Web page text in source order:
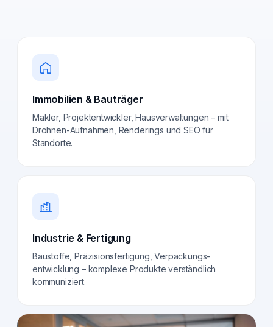
Immobilien & Bauträger
Makler, Projektentwickler, Hausverwaltungen – mit
Drohnen-Aufnahmen, Renderings und SEO für
Standorte.
Industrie & Fertigung
Baustoffe, Präzisionsfertigung, Verpackungs­
entwicklung – komplexe Produkte verständlich
kommuniziert.